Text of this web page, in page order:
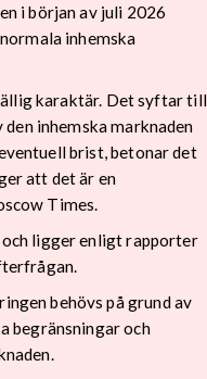
i början av juli 2026
inhemska
karaktär. Det syftar till
inhemska marknaden
brist, betonar det
att det är en
Times.
ligger enligt rapporter
behövs på grund av
begränsningar och